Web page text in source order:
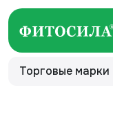
Торговые